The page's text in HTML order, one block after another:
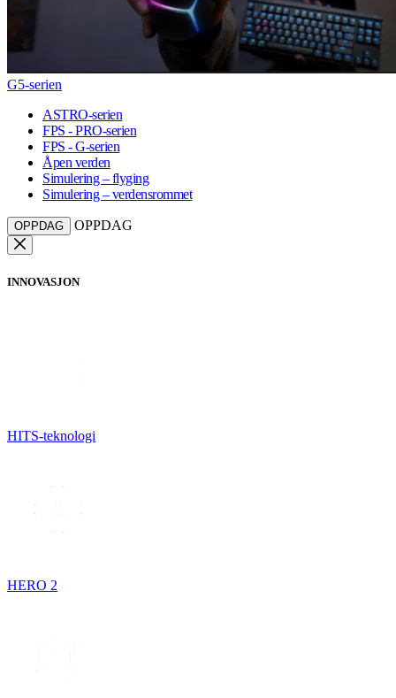
G5-serien
ASTRO-serien
FPS - PRO-serien
FPS - G-serien
Åpen verden
Simulering – flyging
Simulering – verdensrommet
OPPDAG OPPDAG
INNOVASJON
HITS-teknologi
HERO 2